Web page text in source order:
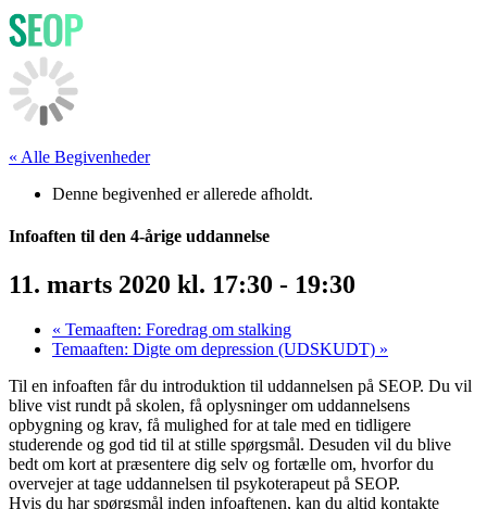
« Alle Begivenheder
Denne begivenhed er allerede afholdt.
Infoaften til den 4-årige uddannelse
11. marts 2020 kl. 17:30 - 19:30
« Temaaften: Foredrag om stalking
Temaaften: Digte om depression (UDSKUDT) »
Til en infoaften får du introduktion til uddannelsen på SEOP. Du vil
blive vist rundt på skolen, få oplysninger om uddannelsens
opbygning og krav, få mulighed for at tale med en tidligere
studerende og god tid til at stille spørgsmål. Desuden vil du blive
bedt om kort at præsentere dig selv og fortælle om, hvorfor du
overvejer at tage uddannelsen til psykoterapeut på SEOP.
Hvis du har spørgsmål inden infoaftenen, kan du altid kontakte